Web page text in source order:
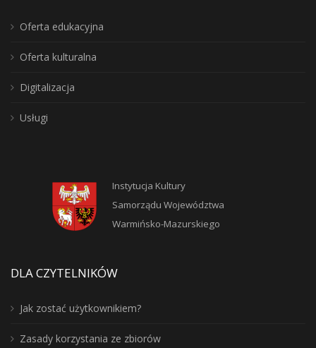
Oferta edukacyjna
Oferta kulturalna
Digitalizacja
Usługi
Instytucja Kultury
Samorządu Województwa
Warmińsko-Mazurskiego
DLA CZYTELNIKÓW
Jak zostać użytkownikiem?
Zasady korzystania ze zbiorów